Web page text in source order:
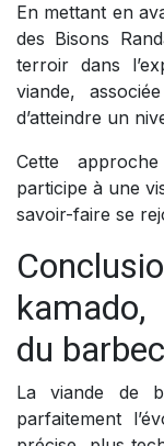
En mettant en
des Bisons
terroir dans
viande,
d’atteindre un
Cette
participe à une
savoir-faire se
du
La viande de
parfaitement